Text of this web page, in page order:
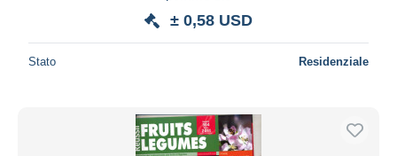
± 0,58 USD
Stato Residenziale